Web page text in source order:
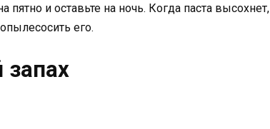
и оставьте на ночь. Когда паста высохнет,
его.
запах